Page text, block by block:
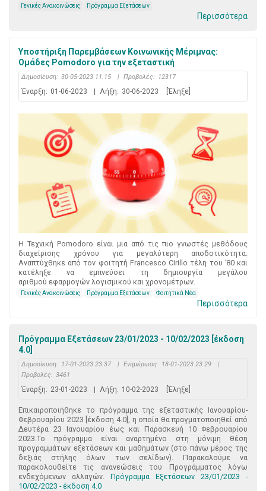
Γενικές Ανακοινώσεις Πρόγραμμα Εξετάσεων
Περισσότερα
Υποστήριξη Παρεμβάσεων Κοινωνικής Μέριμνας:
Ομάδες Pomodoro για την εξεταστική
Δημοσίευση: 30-05-2023 11:15 | Προβολές: 12317
Έναρξη: 01-06-2023 Λήξη: 30-06-2023 [Έληξε]
Η Τεχνική Pomodoro είναι μια από τις πιο γνωστές μεθόδους
διαχείρισης χρόνου για μεγαλύτερη αποδοτικότητα.
Αναπτύχθηκε από τον φοιτητή Francesco Cirillo τέλη του ’80 και
κατέληξε να εμπνεύσει τη δημιουργία μεγάλου
αριθμού εφαρμογών λογισμικού και χρονομέτρων.
Γενικές Ανακοινώσεις Πρόγραμμα Εξετάσεων Φοιτητικά Νέα
Περισσότερα
Πρόγραμμα Εξετάσεων 23/01/2023 - 10/02/2023 [έκδοση
4.0]
Δημοσίευση: 17-01-2023 23:37 | Ενημέρωση: 18-01-2023 23:29
|
Προβολές: 3461
Έναρξη: 23-01-2023 | Λήξη: 10-02-2023 [Έληξε]
Επικαιροποιήθηκε το πρόγραμμα της εξεταστικής Ιανουαρίου-
Φεβρουαρίου 2023 [έκδοση 4.0], η οποία θα πραγματοποιηθεί από
Δευτέρα 23 Ιανουαρίου έως και Παρασκευή 10 Φεβρουαρίου
2023.Το πρόγραμμα είναι αναρτημένο στη μόνιμη θέση
προγραμμάτων εξετάσεων και μαθημάτων (στο πάνω μέρος της
δεξιάς στήλης όλων των σελίδων). Παρακαλούμε να
παρακολουθείτε τις ανανεώσεις του Προγράμματος λόγω
ενδεχόμενων αλλαγών. Πρόγραμμα Εξετάσεων 23/01/2023 -
10/02/2023 - έκδοση 4.0